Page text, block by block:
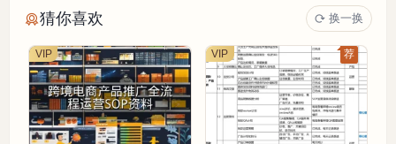
猜你喜欢 换一换
VIP VIP 荐